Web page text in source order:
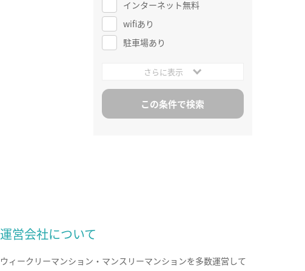
インターネット無料
wifiあり
駐車場あり
さらに表示
運営会社について
ウィークリーマンション・マンスリーマンションを多数運営して